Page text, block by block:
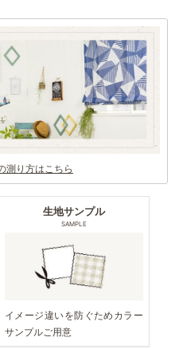
測り方はこちら
生地サンプル
SAMPLE
イメージ違いを防ぐためカラー
サンプルご用意